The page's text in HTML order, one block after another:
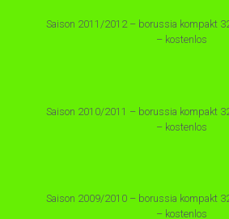
Saison 2011/2012 – borussia kompakt
– kostenlos
Saison 2010/2011 – borussia kompakt
– kostenlos
Saison 2009/2010 – borussia kompakt
– kostenlos